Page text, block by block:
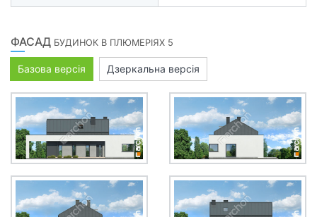
ФАСАД БУДИНОК В ПЛЮМЕРІЯХ 5
Базова версія Дзеркальна версія